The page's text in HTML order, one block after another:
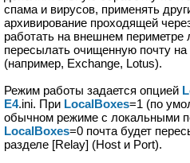
спама и вирусов, применять
архивирование проходящей
работать на внешнем периметре
пересылать очищенную почту
(например, Exchange, Lotus).
Режим работы задается опцией
E4.ini. При LocalBoxes=1 (по
обычном режиме с локальными
LocalBoxes=0 почта будет
разделе [Relay] (Host и Port).